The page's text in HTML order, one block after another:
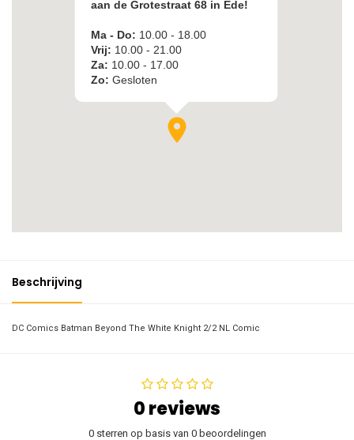
Beschrijving
DC Comics Batman Beyond The White Knight 2/2 NL Comic
0 reviews
0 sterren op basis van 0 beoordelingen